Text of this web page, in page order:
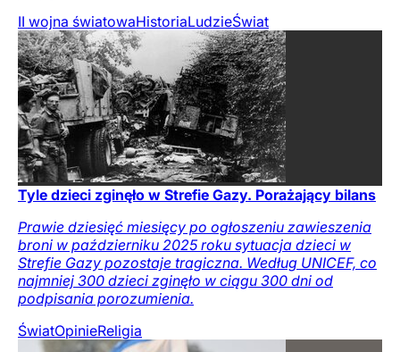
II wojna światowaHistoriaLudzieŚwiat
Tyle dzieci zginęło w Strefie Gazy. Porażający bilans
Prawie dziesięć miesięcy po ogłoszeniu zawieszenia
broni w październiku 2025 roku sytuacja dzieci w
Strefie Gazy pozostaje tragiczna. Według UNICEF, co
najmniej 300 dzieci zginęło w ciągu 300 dni od
podpisania porozumienia.
ŚwiatOpinieReligia